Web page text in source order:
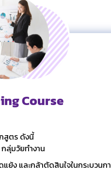
Course
สูตร ดังนี้
ลุ่มวัยทำงาน
ง และกล้าตัดสินใจในกระบวนก